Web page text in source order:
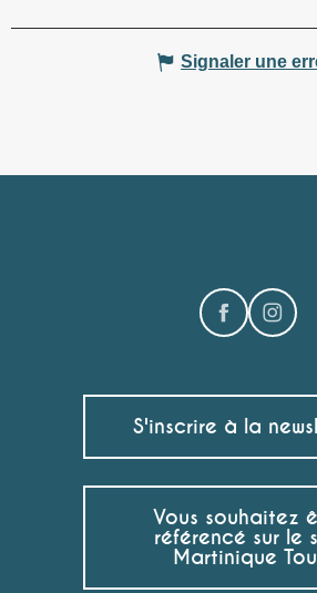
Signaler une
S'inscrire à la
Vous souhaitez
référencé sur le
Martinique